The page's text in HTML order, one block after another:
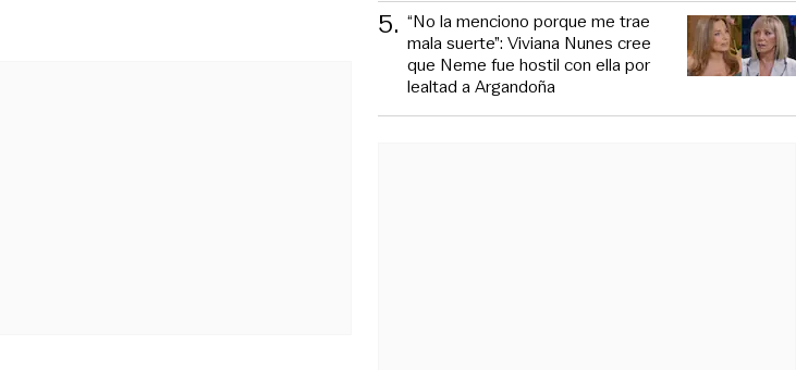
5. “No la menciono porque me trae
mala suerte”: Viviana Nunes cree
que Neme fue hostil con ella por
lealtad a Argandoña